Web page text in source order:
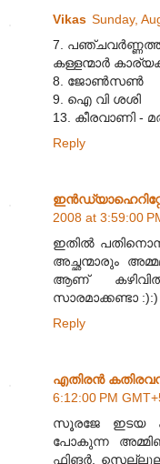
Vikas Sunday,
7.
കള്ളന്മാര്‍
8. ജോണ്‍സണ്‍
9. ഐ വി ശശി
13. കീരവാണി -
Reply
2008 at 3:59:00
ഇതില്‍
അച്ഛന്മാരും
ആണ്‌
സാരമാക്കണ്ടാ :):)
Reply
എതിരന്‍
6:12:00 PM
സൂരജേ ഇടയ
പോകുന്ന
ഫിങര്‍,